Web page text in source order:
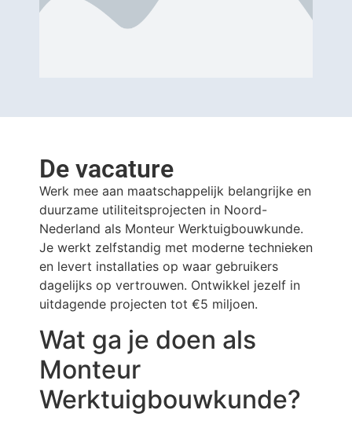
De vacature
Werk mee aan maatschappelijk belangrijke en
duurzame utiliteitsprojecten in Noord-
Nederland als Monteur Werktuigbouwkunde.
Je werkt zelfstandig met moderne technieken
en levert installaties op waar gebruikers
dagelijks op vertrouwen. Ontwikkel jezelf in
uitdagende projecten tot €5 miljoen.
Wat ga je doen als
Monteur
Werktuigbouwkunde?